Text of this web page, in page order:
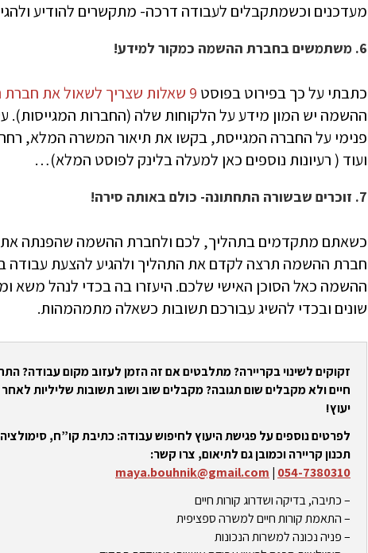
מעדכנים וכשמתקבלים לעבודה דרכה- מתקשרים להודיע
6. משתמשים בחברת ההשמה כמקור למידע!
כתבתי על כך בפירוט בפוסט 9 שאלות שצריך לשאול את חברת ההשמה לפני ראיון עבודה
ההשמה יש המון מידע על הלקוחות שלה (החברות המגייסות).
פנימי על החברה המגייסת, בקשו את תיאור המשרה המלא,
ועוד ( רעיונות נוספים כאן למעלה בלינק לפוסט המלא)…
7. זוכרים שבשורה התחתונה- כולם באותה סירה!
כשאתם מתקדמים בתהליך, לכם ולחברת ההשמה שהפנתה
חברת ההשמה תרצה לקדם את התהליך ולהגיע להצעת עבודה
ההשמה כאל הסוכן האישי שלכם. היעזרו בה בכדי לנהל משא
שונים ובכדי להשיג עבורכם תשובות כשאלה מתמהמהות.
זקוקים לשינוי בקריירה? מתלבטים אם זה הזמן לעזוב מקום עבודה?
חיים ולא מקבלים שום תגובה? מקבלים שוב ושוב תשובות שליליות
יעוץ!
לפרטים נוספים על פגישת היעוץ לחיפוש עבודה: כתיבת קו”ח,
תכנון קריירה וכמובן גם לתיאום, צרו קשר:
054-7380310
|
maya.bouhnik@gmail.com
– כתיבה, בדיקה ושדרוג קורות חיים
– התאמת קורות חיים למשרה ספציפית
– פניה נכונה למשרות הנכונות